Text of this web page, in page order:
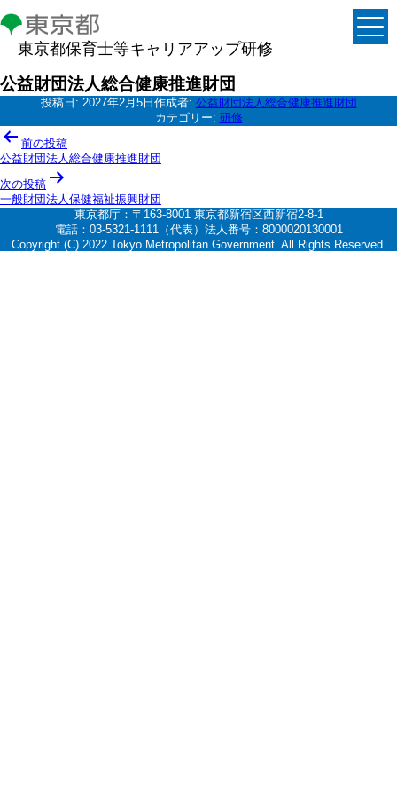
東京都保育士等キャリアアップ研修
公益財団法人総合健康推進財団
投稿日: 2027年2月5日 作成者: 公益財団法人総合健康推進財団
カテゴリー: 研修
投
稿
ナ
ビ
ー
前の投稿
公益財団法人総合健康推進財団
次の投稿
一般財団法人保健福祉振興財団
東京都庁：〒163-8001 東京都新宿区西新宿2-8-1
電話：03-5321-1111（代表）法人番号：8000020130001
Copyright (C) 2022 Tokyo Metropolitan Government. All Rights Reserved.